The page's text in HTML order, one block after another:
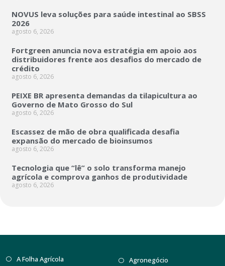
NOVUS leva soluções para saúde intestinal ao SBSS
2026
agosto 6, 2026
Fortgreen anuncia nova estratégia em apoio aos
distribuidores frente aos desafios do mercado de
crédito
agosto 6, 2026
PEIXE BR apresenta demandas da tilapicultura ao
Governo de Mato Grosso do Sul
agosto 6, 2026
Escassez de mão de obra qualificada desafia
expansão do mercado de bioinsumos
agosto 6, 2026
Tecnologia que “lê” o solo transforma manejo
agrícola e comprova ganhos de produtividade
agosto 6, 2026
A Folha Agrícola Agronegócio